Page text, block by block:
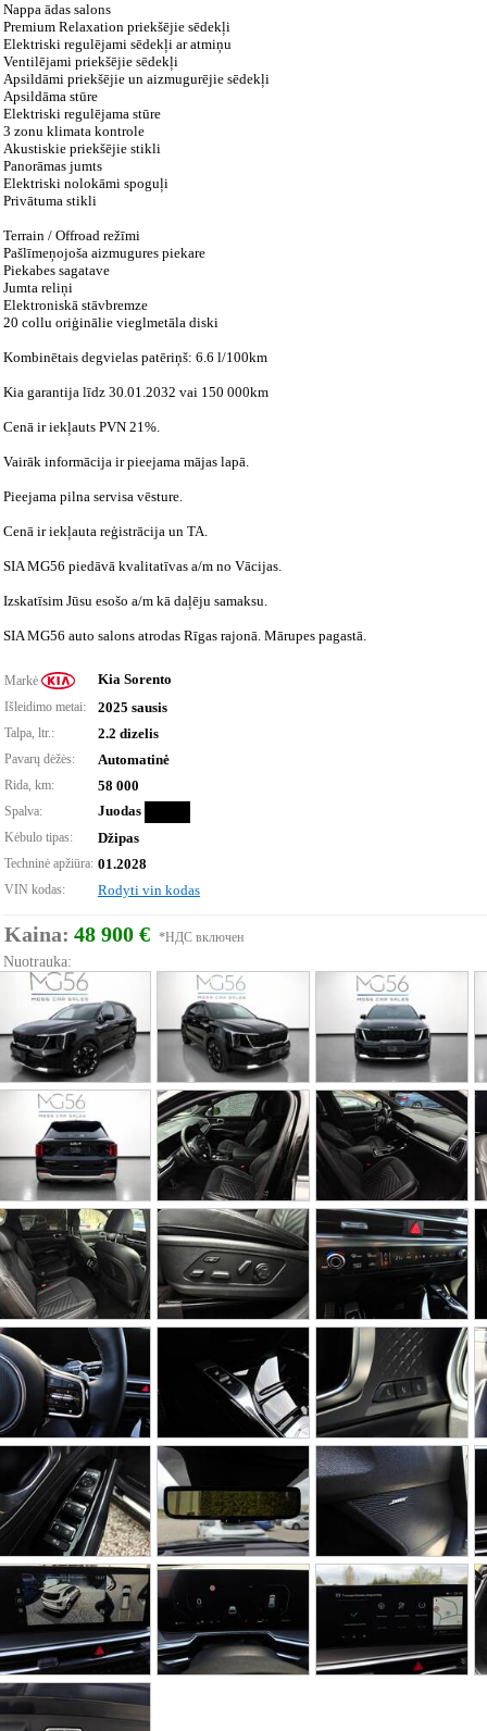
Nappa ādas salons
Premium Relaxation priekšējie sēdekļi
Elektriski regulējami sēdekļi ar atmiņu
Ventilējami priekšējie sēdekļi
Apsildāmi priekšējie un aizmugurējie sēdekļi
Apsildāma stūre
Elektriski regulējama stūre
3 zonu klimata kontrole
Akustiskie priekšējie stikli
Panorāmas jumts
Elektriski nolokāmi spoguļi
Privātuma stikli
Terrain / Offroad režīmi
Pašlīmeņojoša aizmugures piekare
Piekabes sagatave
Jumta reliņi
Elektroniskā stāvbremze
20 collu oriģinālie vieglmetāla diski
Kombinētais degvielas patēriņš: 6.6 l/100km
Kia garantija līdz 30.01.2032 vai 150 000km
Cenā ir iekļauts PVN 21%.
Vairāk informācija ir pieejama mājas lapā.
Pieejama pilna servisa vēsture.
Cenā ir iekļauta reģistrācija un TA.
SIA MG56 piedāvā kvalitatīvas a/m no Vācijas.
Izskatīsim Jūsu esošo a/m kā daļēju samaksu.
SIA MG56 auto salons atrodas Rīgas rajonā. Mārupes pagastā.
Markė Kia Sorento
Išleidimo metai: 2025 sausis
Talpa, ltr.: 2.2 dizelis
Pavarų dėžės: Automatinė
Rida, km: 58 000
Spalva: Juodas
Kėbulo tipas: Džipas
Techninė apžiūra: 01.2028
VIN kodas: Rodyti vin kodas
Kaina: 48 900 € *НДС включен
Nuotrauka: